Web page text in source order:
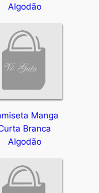
Algodão
Manga
Branca
Algodão